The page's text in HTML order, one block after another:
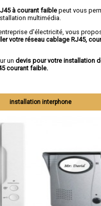
à courant faible peut vous
multimédia.
entreprise d'électricité, vous
votre réseau cablage RJ45,
un devis pour votre installation
courant faible.
installation interphone